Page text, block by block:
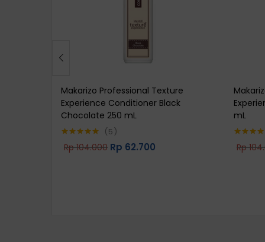
Makarizo Professional Texture
Experience Conditioner Black
Chocolate 250 mL
Rated5.00
5
Rp104.000 Rp 62.700
mL
Rated5.00
Rp